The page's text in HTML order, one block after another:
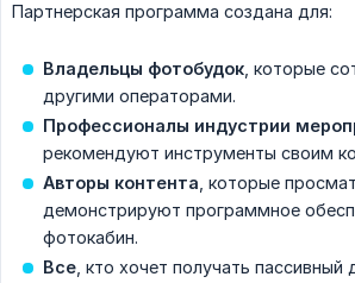
Партнерская программа создана для:
Владельцы фотобудок , которые
другими операторами.
Профессионалы индустрии
рекомендуют инструменты своим
Авторы контента , которые
демонстрируют программное
фотокабин.
Все , кто хочет получать